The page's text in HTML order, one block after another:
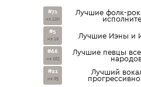
#71
из 120
Лучшие фолк-
#5
из 19 Лучшие Иэны и
#66
из 263
Лучшие певцы
#21
из 95
Лучший